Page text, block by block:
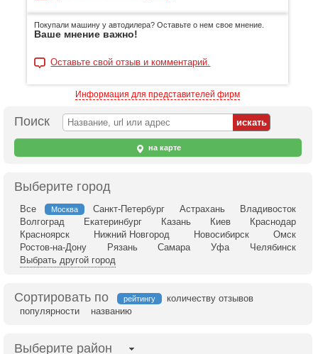
Покупали машину у автодилера? Оставьте о нем свое мнение.
Ваше мнение важно!
Оставьте свой отзыв и комментарий.
Информация для представителей фирм
Поиск
на карте
Выберите город
Все Москва Санкт-Петербург Астрахань
Владивосток
Волгоград
Екатеринбург Казань Киев
Краснодар
Красноярск
Нижний Новгород Новосибирск
Омск
Ростов-на-Дону
Рязань Самара Уфа
Челябинск
Выбрать другой город
Сортировать по рейтингу
количеству отзывов
популярности
названию
Выберите район